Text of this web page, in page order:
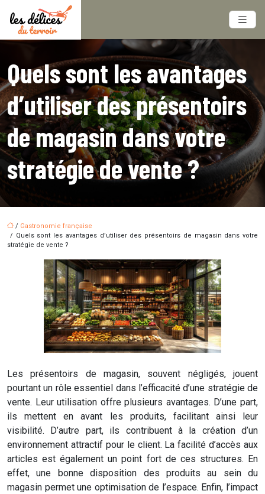
Quels sont les avantages
d’utiliser des présentoirs
de magasin dans votre
stratégie de vente ?
/ Gastronomie française
/ Quels sont les avantages d’utiliser des présentoirs de magasin dans votre
stratégie de vente ?
Les présentoirs de magasin, souvent négligés, jouent
pourtant un rôle essentiel dans l’efficacité d’une stratégie de
vente. Leur utilisation offre plusieurs avantages. D’une part,
ils mettent en avant les produits, facilitant ainsi leur
visibilité. D’autre part, ils contribuent à la création d’un
environnement attractif pour le client. La facilité d’accès aux
articles est également un point fort de ces structures. En
effet, une bonne disposition des produits au sein du
magasin permet une optimisation de l’espace. Enfin, l’impact